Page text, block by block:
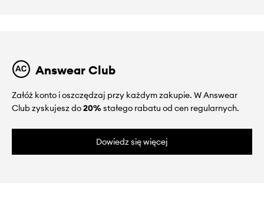
Answear Club
Załóż konto i oszczędzaj przy każdym zakupie. W Answear
Club zyskujesz do20%stałego rabatu od cen regularnych.
Dowiedz się więcej